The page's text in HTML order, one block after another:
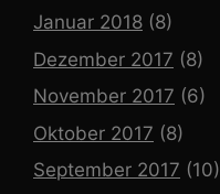
Januar 2018 (8)
Dezember 2017 (8)
November 2017 (6)
Oktober 2017 (8)
September 2017 (10)